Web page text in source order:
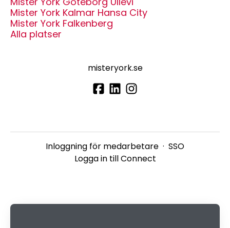
Mister York Kalmar Hansa City
Mister York Falkenberg
Alla platser
misteryork.se
Inloggning för medarbetare · SSO
Logga in till Connect